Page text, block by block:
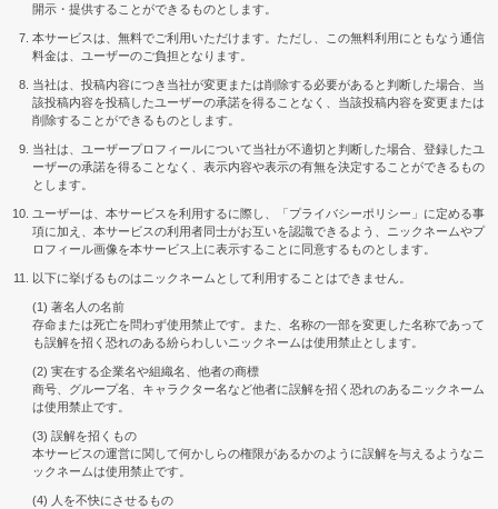
開示・提供することができるものとします。
本サービスは、無料でご利用いただけます。ただし、この無料利用にともなう通信
料金は、ユーザーのご負担となります。
当社は、投稿内容につき当社が変更または削除する必要があると判断した場合、当
該投稿内容を投稿したユーザーの承諾を得ることなく、当該投稿内容を変更または
削除することができるものとします。
当社は、ユーザープロフィールについて当社が不適切と判断した場合、登録したユ
ーザーの承諾を得ることなく、表示内容や表示の有無を決定することができるもの
とします。
ユーザーは、本サービスを利用するに際し、「プライバシーポリシー」に定める事
項に加え、本サービスの利用者同士がお互いを認識できるよう、ニックネームやプ
ロフィール画像を本サービス上に表示することに同意するものとします。
以下に挙げるものはニックネームとして利用することはできません。
(1) 著名人の名前
存命または死亡を問わず使用禁止です。また、名称の一部を変更した名称であって
も誤解を招く恐れのある紛らわしいニックネームは使用禁止とします。
(2) 実在する企業名や組織名、他者の商標
商号、グループ名、キャラクター名など他者に誤解を招く恐れのあるニックネーム
は使用禁止です。
(3) 誤解を招くもの
本サービスの運営に関して何かしらの権限があるかのように誤解を与えるようなニ
ックネームは使用禁止です。
(4) 人を不快にさせるもの